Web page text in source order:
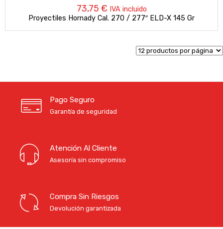
73,75 € IVA incluido
Proyectiles Hornady Cal. 270 / 277″ ELD-X 145 Gr
Pago Seguro
Garantía de seguridad
Atención Al Cliente
Asesoría sin compromiso
Compra Sin Riesgos
Devolución garantizada